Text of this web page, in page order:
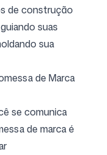
de construção
suas
sua
de Marca
se comunica
de marca é